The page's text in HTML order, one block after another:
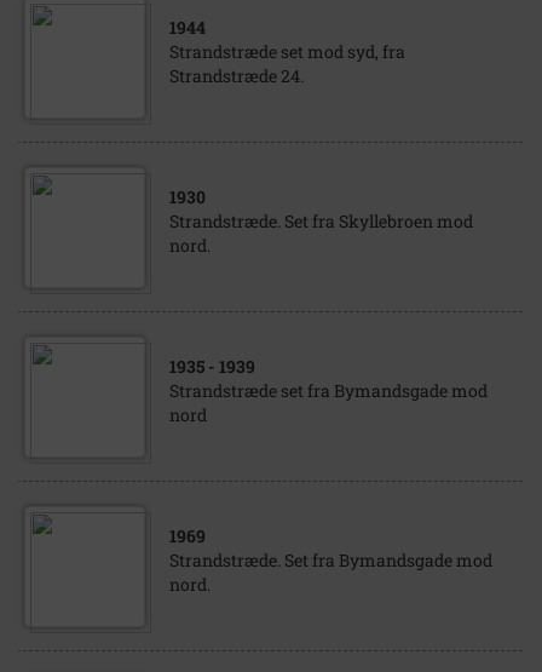
1944
Strandstræde set mod syd, fra
Strandstræde 24.
1930
Strandstræde. Set fra Skyllebroen mod
nord.
1935 - 1939
Strandstræde set fra Bymandsgade mod
nord
1969
Strandstræde. Set fra Bymandsgade mod
nord.